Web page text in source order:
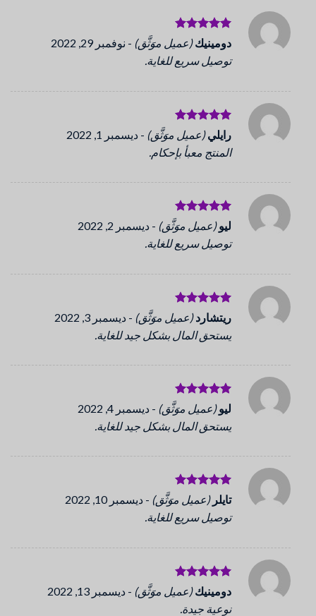
تم التقييم
5من 5
دومينيك(عميل موَثَّق) - نوفمبر 29, 2022
توصيل سريع للغاية.
تم التقييم
5من 5
رايلي(عميل موَثَّق) - ديسمبر 1, 2022
المنتج معبأ بإحكام.
تم التقييم
5من 5
ليو(عميل موَثَّق) - ديسمبر 2, 2022
توصيل سريع للغاية.
تم التقييم
5من 5
ريتشارد(عميل موَثَّق) - ديسمبر 3, 2022
يستحق المال بشكل جيد للغاية.
تم التقييم
5من 5
ليو(عميل موَثَّق) - ديسمبر 4, 2022
يستحق المال بشكل جيد للغاية.
تم التقييم
5من 5
تايلر(عميل موَثَّق) - ديسمبر 10, 2022
توصيل سريع للغاية.
تم التقييم
5من 5
دومينيك(عميل موَثَّق) - ديسمبر 13, 2022
نوعية جيدة.